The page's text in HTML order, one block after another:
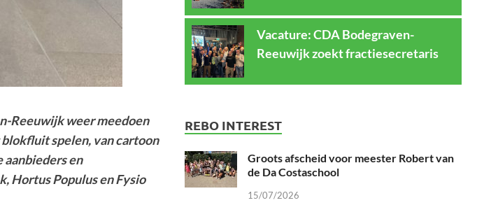
Reeuwijk weer meedoen
spelen, van cartoon
en
Hortus Populus en Fysio
Vacature: CDA Bodegraven-
Reeuwijk zoekt fractiesecretaris
REBO INTEREST
Groots afscheid voor meester Robert van
de Da Costaschool
15/07/2026